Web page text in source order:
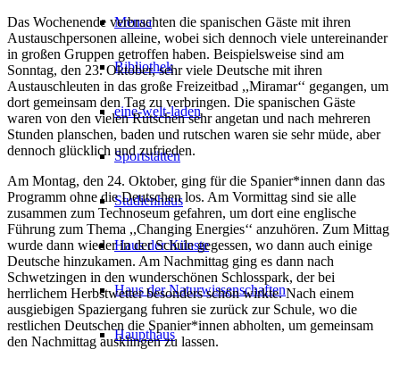
Mensa
Bibliothek
eine-welt-laden
Sportstätten
Studienhaus
Haus der Künste
Haus der Naturwissenschaften
Haupthaus
Das Wochenende verbrachten die spanischen Gäste mit ihren
Austauschpersonen alleine, wobei sich dennoch viele untereinander
in großen Gruppen getroffen haben. Beispielsweise sind am
Sonntag, den 23. Oktober, sehr viele Deutsche mit ihren
Austauschleuten in das große Freizeitbad ,,Miramar‘‘ gegangen, um
dort gemeinsam den Tag zu verbringen. Die spanischen Gäste
waren von den vielen Rutschen sehr angetan und nach mehreren
Stunden planschen, baden und rutschen waren sie sehr müde, aber
dennoch glücklich und zufrieden.
Am Montag, den 24. Oktober, ging für die Spanier*innen dann das
Programm ohne die Deutschen los. Am Vormittag sind sie alle
zusammen zum Technoseum gefahren, um dort eine englische
Führung zum Thema ,,Changing Energies‘‘ anzuhören. Zum Mittag
wurde dann wieder in der Schule gegessen, wo dann auch einige
Deutsche hinzukamen. Am Nachmittag ging es dann nach
Schwetzingen in den wunderschönen Schlosspark, der bei
herrlichem Herbstwetter besonders schön wirkte. Nach einem
ausgiebigen Spaziergang fuhren sie zurück zur Schule, wo die
restlichen Deutschen die Spanier*innen abholten, um gemeinsam
den Nachmittag ausklingen zu lassen.